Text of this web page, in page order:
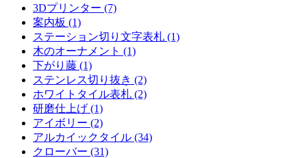
3Dプリンター (7)
案内板 (1)
ステーション切り文字表札 (1)
木のオーナメント (1)
下がり藤 (1)
ステンレス切り抜き (2)
ホワイトタイル表札 (2)
研磨仕上げ (1)
アイボリー (2)
アルカイックタイル (34)
クローバー (31)